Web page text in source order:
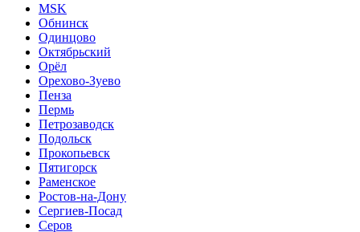
MSK
Обнинск
Одинцово
Октябрьский
Орёл
Орехово-Зуево
Пенза
Пермь
Петрозаводск
Подольск
Прокопьевск
Пятигорск
Раменское
Ростов-на-Дону
Сергиев-Посад
Серов